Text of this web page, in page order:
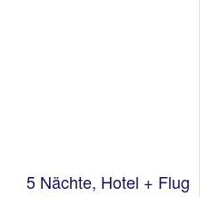
5 Nächte, Hotel + Flug